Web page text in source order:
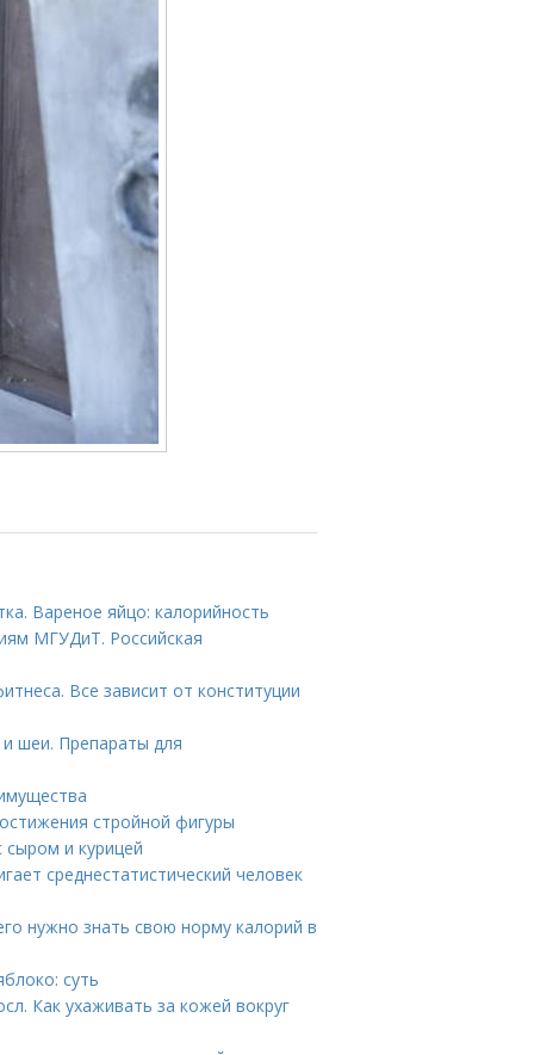
Вареное яйцо: калорийность
МГУДиТ. Российская
Все зависит от конституции
шеи. Препараты для
стройной фигуры
сыром и курицей
среднестатистический человек
нужно знать свою норму калорий в
суть
Как ухаживать за кожей вокруг